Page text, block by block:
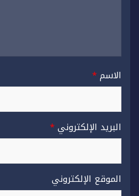
الاسم*
البريد الإلكتروني*
الموقع الإلكتروني